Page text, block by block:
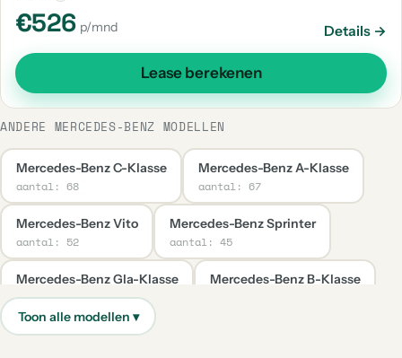
€526 p/mnd Details →
Lease berekenen
ANDERE MERCEDES-BENZ MODELLEN
Mercedes-Benz C-Klasse
aantal: 68
Mercedes-Benz A-Klasse
aantal: 67
Mercedes-Benz Vito
aantal: 52
Mercedes-Benz Sprinter
aantal: 45
Mercedes-Benz Gla-Klasse
aantal: 39
Mercedes-Benz B-Klasse
Mercedes-Benz Cla-Klasse